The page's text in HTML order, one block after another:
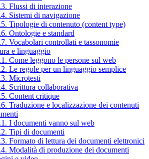
Flussi di interazione
Sistemi di navigazione
Tipologie di contenuto (content type)
Ontologie e standard
Vocabolari controllati e tassonomie
e linguaggio
Come leggono le persone sul web
Le regole per un linguaggio semplice
Microtesti
Scrittura collaborativa
Content critique
Traduzione e localizzazione dei contenuti
I documenti vanno sul web
Tipi di documenti
Formato di lettura dei documenti elettronici
Modalità di produzione dei documenti